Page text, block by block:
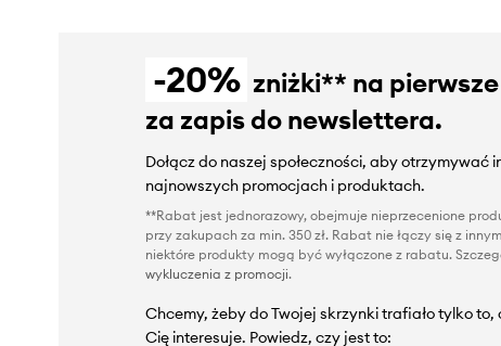
-20% zniżki** na
za zapis do newslettera.
Dołącz do naszej społeczności, aby otrzymywać
najnowszych promocjach i produktach.
**Rabat jest jednorazowy, obejmuje nieprzecenione
przy zakupach za min. 350 zł. Rabat nie łączy się z
niektóre produkty mogą być wyłączone z rabatu.
wykluczenia z promocji.
Chcemy, żeby do Twojej skrzynki trafiało tylko
Cię interesuje. Powiedz, czy jest to: